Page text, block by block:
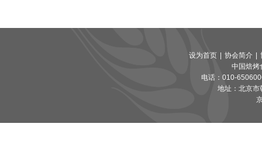
设为首页 协会简介
中国焙烤
电话：010-
地址：北京